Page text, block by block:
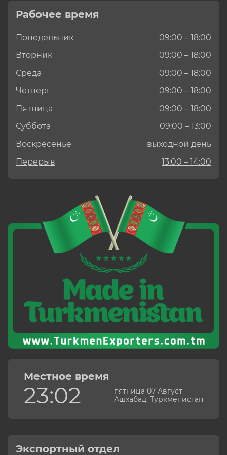
Рабочее время
Понедельник
09:00 – 18:00
Вторник
09:00 – 18:00
Среда
09:00 – 18:00
Четверг
09:00 – 18:00
Пятница
09:00 – 18:00
Суббота
09:00 – 13:00
Воскресенье
выходной день
Перерыв
13:00 – 14:00
Местное время
23:02
пятница 07 Август
Ашхабад, Туркменистан
Экспортный отдел